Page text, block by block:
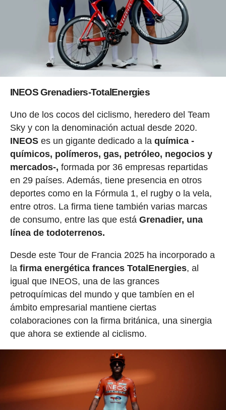
INEOS Grenadiers-TotalEnergies
Uno de los cocos del ciclismo, heredero del Team
Sky y con la denominación actual desde 2020.
INEOSes un gigante dedicado a la química -
químicos, polímeros, gas, petróleo, negocios y
mercados-, formada por 36 empresas repartidas
en 29 países. Además, tiene presencia en otros
deportes como en la Fórmula 1, el rugby o la vela,
entre otros. La firma tiene también varias marcas
de consumo, entre las que está Grenadier, una
línea de todoterrenos.
Desde este Tour de Francia 2025 ha incorporado a
la firma energética frances TotalEnergies, al
igual que INEOS, una de las grances
petroquímicas del mundo y que tambíen en el
ámbito empresarial mantiene ciertas
colaboraciones con la firma británica, una sinergia
que ahora se extiende al ciclismo.